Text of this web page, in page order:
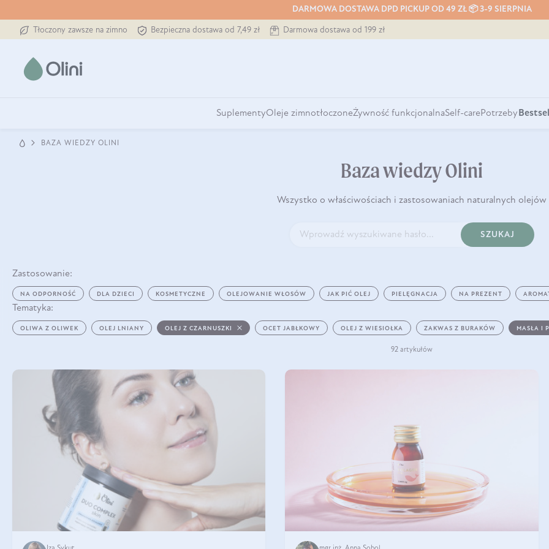
DARMOWA DOSTAWA DPD PICKUP OD 49 ZŁ 📦 3-9 SIERPNIA
Tłoczony zawsze na zimno Bezpieczna dostawa od 7,49 zł Darmowa dostawa od 199 zł
SuplementyOleje zimnotłoczoneŻywność funkcjonalnaSelf-carePotrzeby
BAZA WIEDZY OLINI
Baza wiedzy Olini
Wszystko o właściwościach i zastosowaniach naturalnych olejów
SZUKAJ
Zastosowanie:
NA ODPORNOŚĆ DLA DZIECI KOSMETYCZNE OLEJOWANIE WŁOSÓW JAK PIĆ OLEJ PIELĘGNACJA NA PREZENT
Tematyka:
OLIWA Z OLIWEK OLEJ LNIANY OLEJ Z CZARNUSZKI OCET JABŁKOWY OLEJ Z WIESIOŁKA ZAKWAS Z BURAKÓW MASŁA I
92 artykułów